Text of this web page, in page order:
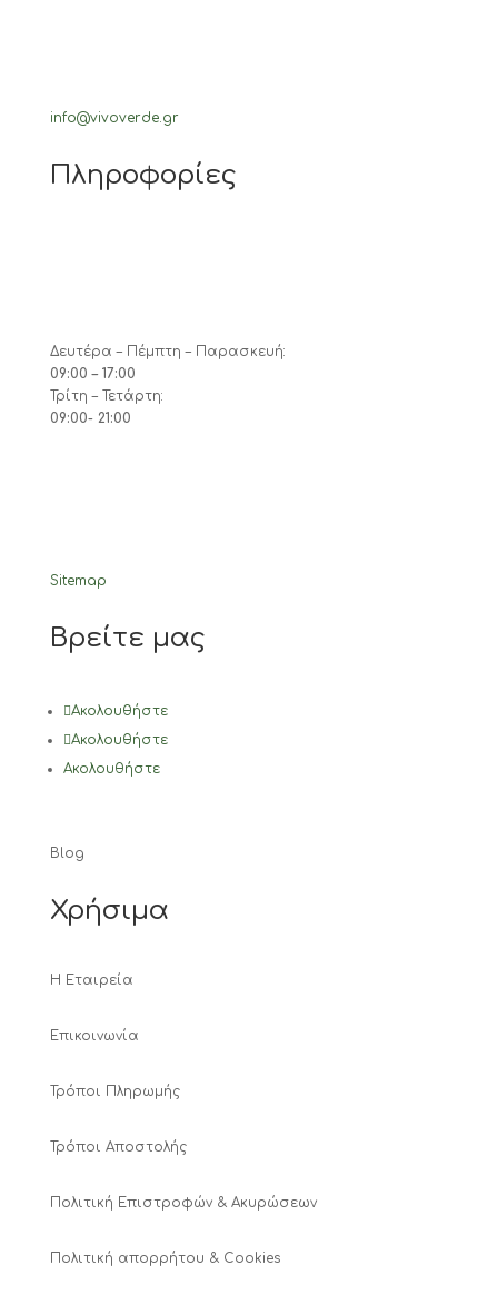
info@vivoverde.gr
Πληροφορίες
Δευτέρα – Πέμπτη – Παρασκευή:
09:00 – 17:00
Τρίτη – Τετάρτη:
09:00- 21:00
Sitemap
Βρείτε μας
Ακολουθήστε
Ακολουθήστε
Ακολουθήστε
Blog
Χρήσιμα
Η Εταιρεία
Επικοινωνία
Τρόποι Πληρωμής
Τρόποι Αποστολής
Πολιτική Επιστροφών & Ακυρώσεων
Πολιτική απορρήτου & Cookies